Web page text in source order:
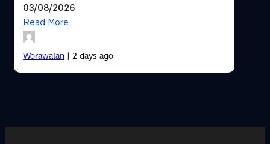
03/08/2026
Read More
Worawalan| 2 days ago